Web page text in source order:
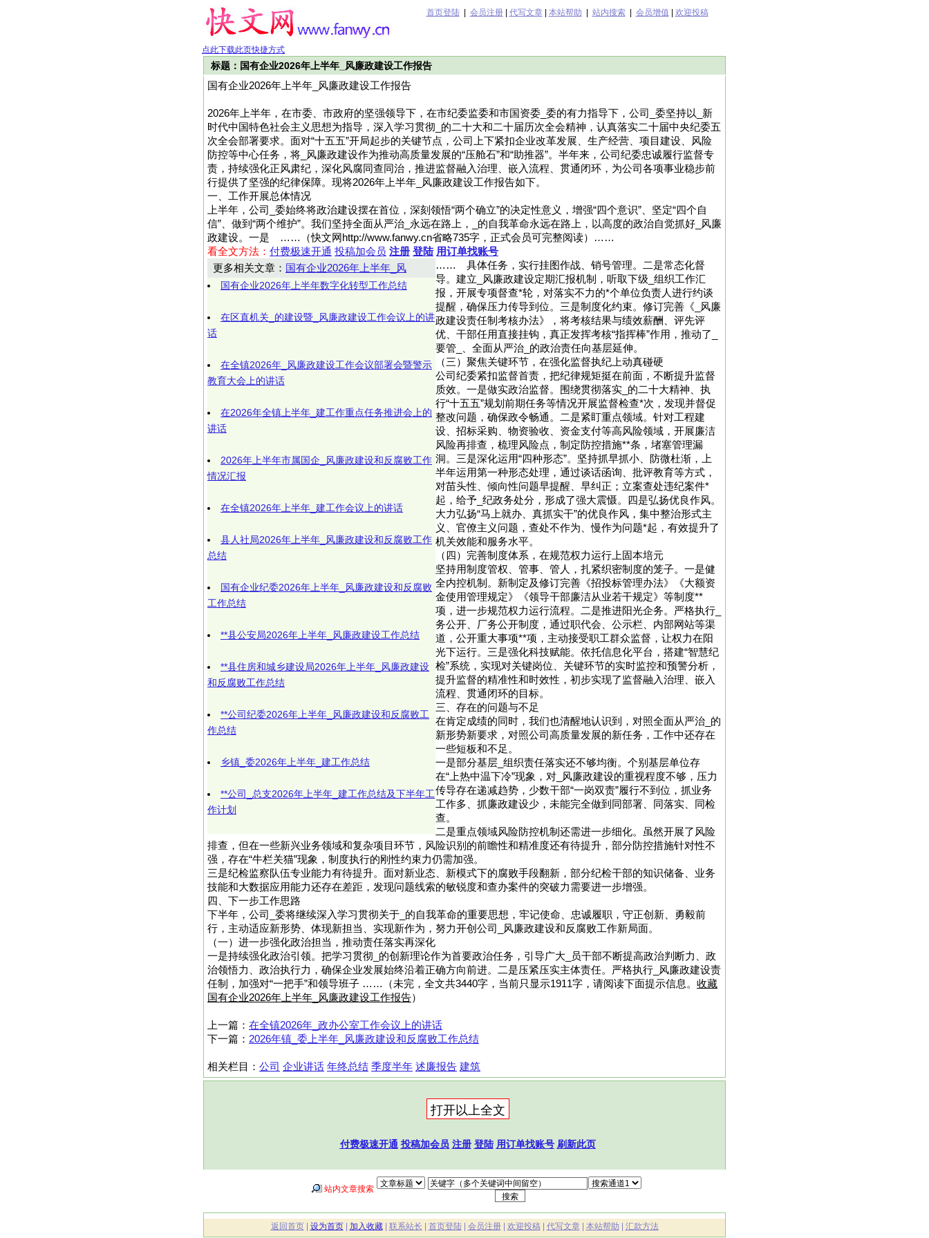
首页登陆| 会员注册| 代写文章| 本站帮助 站内搜索| 会员增值 欢迎投稿
点此下载此页快捷方式
标题：国有企业2026年上半年_风廉政建设工作报告
国有企业2026年上半年_风廉政建设工作报告
2026年上半年，在市委、市政府的坚强领导下，在市纪委监委和市国资委_委的有力指导下，公司_委坚持以_新
时代中国特色社会主义思想为指导，深入学习贯彻_的二十大和二十届历次全会精神，认真落实二十届中央纪委五
次全会部署要求。面对“十五五”开局起步的关键节点，公司上下紧扣企业改革发展、生产经营、项目建设、风险
防控等中心任务，将_风廉政建设作为推动高质量发展的“压舱石”和“助推器”。半年来，公司纪委忠诚履行监督专
责，持续强化正风肃纪，深化风腐同查同治，推进监督融入治理、嵌入流程、贯通闭环，为公司各项事业稳步前
行提供了坚强的纪律保障。现将2026年上半年_风廉政建设工作报告如下。
一、工作开展总体情况
上半年，公司_委始终将政治建设摆在首位，深刻领悟“两个确立”的决定性意义，增强“四个意识”、坚定“四个自
信”、做到“两个维护”。我们坚持全面从严治_永远在路上，_的自我革命永远在路上，以高度的政治自觉抓好_风廉
政建设。一是 ……（快文网http://www.fanwy.cn省略735字，正式会员可完整阅读）……
看全文方法： 付费极速开通 投稿加会员 注册 登陆 用订单找账号
……
更多相关文章： 国有企业2026年上半年_风
国有企业2026年上半年数字化转型工作总结
在区直机关_的建设暨_风廉政建设工作会议上的讲
话
在全镇2026年_风廉政建设工作会议部署会暨警示
教育大会上的讲话
在2026年全镇上半年_建工作重点任务推进会上的
讲话
2026年上半年市属国企_风廉政建设和反腐败工作
情况汇报
在全镇2026年上半年_建工作会议上的讲话
县人社局2026年上半年_风廉政建设和反腐败工作
总结
国有企业纪委2026年上半年_风廉政建设和反腐败
工作总结
**县公安局2026年上半年_风廉政建设工作总结
**县住房和城乡建设局2026年上半年_风廉政建设
和反腐败工作总结
**公司纪委2026年上半年_风廉政建设和反腐败工
作总结
乡镇_委2026年上半年_建工作总结
**公司_总支2026年上半年_建工作总结及下半年工
作计划
具体任务，实行挂图作战、销号管理。二是常态化督
导。建立_风廉政建设定期汇报机制，听取下级_组织工作汇
报，开展专项督查*轮，对落实不力的*个单位负责人进行约谈
提醒，确保压力传导到位。三是制度化约束。修订完善《_风廉
政建设责任制考核办法》，将考核结果与绩效薪酬、评先评
优、干部任用直接挂钩，真正发挥考核“指挥棒”作用，推动了_
要管_、全面从严治_的政治责任向基层延伸。
（三）聚焦关键环节，在强化监督执纪上动真碰硬
公司纪委紧扣监督首责，把纪律规矩挺在前面，不断提升监督
质效。一是做实政治监督。围绕贯彻落实_的二十大精神、执
行“十五五”规划前期任务等情况开展监督检查*次，发现并督促
整改问题，确保政令畅通。二是紧盯重点领域。针对工程建
设、招标采购、物资验收、资金支付等高风险领域，开展廉洁
风险再排查，梳理风险点，制定防控措施**条，堵塞管理漏
洞。三是深化运用“四种形态”。坚持抓早抓小、防微杜渐，上
半年运用第一种形态处理，通过谈话函询、批评教育等方式，
对苗头性、倾向性问题早提醒、早纠正；立案查处违纪案件*
起，给予_纪政务处分，形成了强大震慑。四是弘扬优良作风。
大力弘扬“马上就办、真抓实干”的优良作风，集中整治形式主
义、官僚主义问题，查处不作为、慢作为问题*起，有效提升了
机关效能和服务水平。
（四）完善制度体系，在规范权力运行上固本培元
坚持用制度管权、管事、管人，扎紧织密制度的笼子。一是健
全内控机制。新制定及修订完善《招投标管理办法》《大额资
金使用管理规定》《领导干部廉洁从业若干规定》等制度**
项，进一步规范权力运行流程。二是推进阳光企务。严格执行_
务公开、厂务公开制度，通过职代会、公示栏、内部网站等渠
道，公开重大事项**项，主动接受职工群众监督，让权力在阳
光下运行。三是强化科技赋能。依托信息化平台，搭建“智慧纪
检”系统，实现对关键岗位、关键环节的实时监控和预警分析，
提升监督的精准性和时效性，初步实现了监督融入治理、嵌入
流程、贯通闭环的目标。
三、存在的问题与不足
在肯定成绩的同时，我们也清醒地认识到，对照全面从严治_的
新形势新要求，对照公司高质量发展的新任务，工作中还存在
一些短板和不足。
一是部分基层_组织责任落实还不够均衡。个别基层单位存
在“上热中温下冷”现象，对_风廉政建设的重视程度不够，压力
传导存在递减趋势，少数干部“一岗双责”履行不到位，抓业务
工作多、抓廉政建设少，未能完全做到同部署、同落实、同检
查。
二是重点领域风险防控机制还需进一步细化。虽然开展了风险
排查，但在一些新兴业务领域和复杂项目环节，风险识别的前瞻性和精准度还有待提升，部分防控措施针对性不
强，存在“牛栏关猫”现象，制度执行的刚性约束力仍需加强。
三是纪检监察队伍专业能力有待提升。面对新业态、新模式下的腐败手段翻新，部分纪检干部的知识储备、业务
技能和大数据应用能力还存在差距，发现问题线索的敏锐度和查办案件的突破力需要进一步增强。
四、下一步工作思路
下半年，公司_委将继续深入学习贯彻关于_的自我革命的重要思想，牢记使命、忠诚履职，守正创新、勇毅前
行，主动适应新形势、体现新担当、实现新作为，努力开创公司_风廉政建设和反腐败工作新局面。
（一）进一步强化政治担当，推动责任落实再深化
一是持续强化政治引领。把学习贯彻_的创新理论作为首要政治任务，引导广大_员干部不断提高政治判断力、政
治领悟力、政治执行力，确保企业发展始终沿着正确方向前进。二是压紧压实主体责任。严格执行_风廉政建设责
任制，加强对“一把手”和领导班子 ……（未完，全文共3440字，当前只显示1911字，请阅读下面提示信息。 收藏
国有企业2026年上半年_风廉政建设工作报告）
上一篇： 在全镇2026年_政办公室工作会议上的讲话
下一篇： 2026年镇_委上半年_风廉政建设和反腐败工作总结
相关栏目： 公司 企业讲话 年终总结 季度半年 述廉报告 建筑
付费极速开通 投稿加会员 注册 登陆 用订单找账号 刷新此页
站内文章搜索
返回首页| 设为首页| 加入收藏| 联系站长 首页登陆| 会员注册| 欢迎投稿 代写文章| 本站帮助 汇款方法